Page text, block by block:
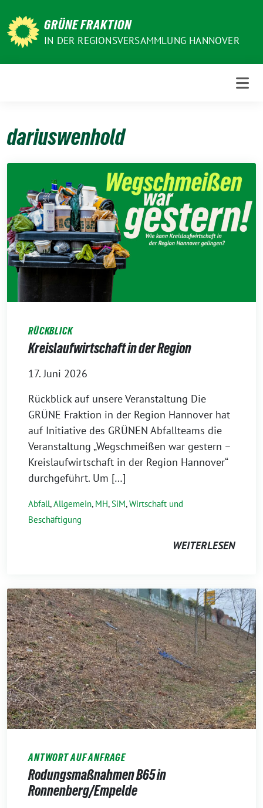
zum
Inhalt
GRÜNE FRAKTION
IN DER REGIONSVERSAMMLUNG HANNOVER
dariuswenhold
RÜCKBLICK
Kreislaufwirtschaft in der Region
17. Juni 2026
Rückblick auf unsere Veranstaltung Die
GRÜNE Fraktion in der Region Hannover hat
auf Initiative des GRÜNEN Abfallteams die
Veranstaltung „Wegschmeißen war gestern –
Kreislaufwirtschaft in der Region Hannover“
durchgeführt. Um […]
Abfall,Allgemein, MH,SiM,Wirtschaft und
Beschäftigung
WEITERLESEN
ANTWORT AUF ANFRAGE
Rodungsmaßnahmen B65 in
Ronnenberg/Empelde